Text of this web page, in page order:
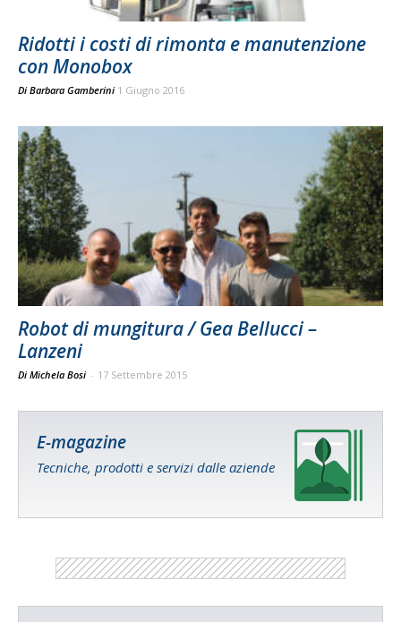
Ridotti i costi di rimonta e manutenzione
con Monobox
Di Barbara Gamberini 1 Giugno 2016
Robot di mungitura / Gea Bellucci –
Lanzeni
Di Michela Bosi - 17 Settembre 2015
E-magazine
Tecniche, prodotti e servizi dalle aziende